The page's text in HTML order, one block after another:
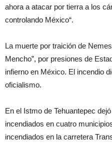
ahora a atacar por tierra a los
controlando México“.
La muerte por traición de
Mencho”, por presiones de
infierno en México. El incendio
oficialismo.
En el Istmo de Tehuantepec
incendiados en cuatro
incendiados en la carretera